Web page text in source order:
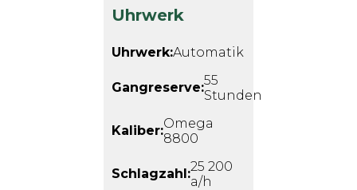
Uhrwerk
Uhrwerk:Automatik
Gangreserve:55
Stunden
Kaliber:Omega
8800
Schlagzahl:25 200
a/h